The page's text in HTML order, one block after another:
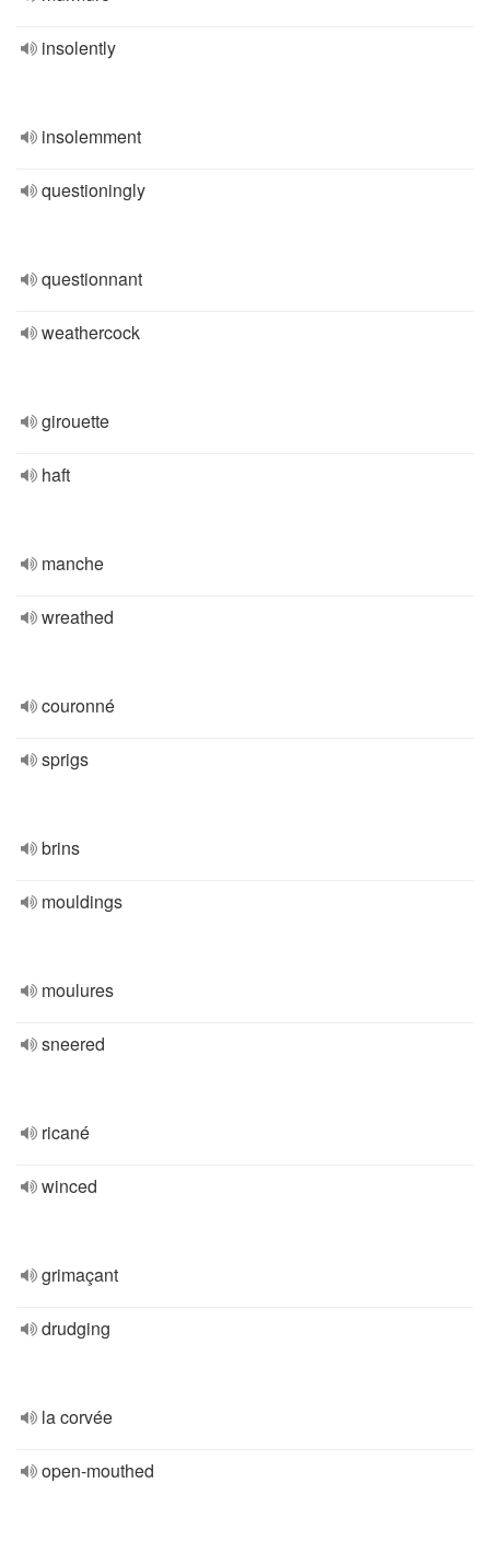
insolently
insolemment
questioningly
questionnant
weathercock
girouette
haft
manche
wreathed
couronné
sprigs
brins
mouldings
moulures
sneered
ricané
winced
grimaçant
drudging
la corvée
open-mouthed